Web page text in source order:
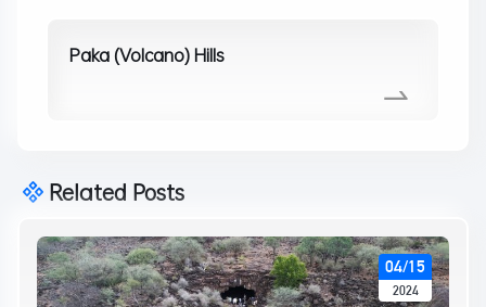
Paka (Volcano) Hills
Related Posts
04/15
2024